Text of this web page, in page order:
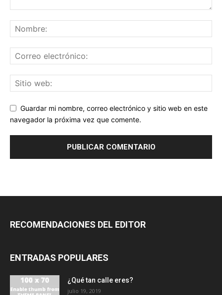
Guardar mi nombre, correo electrónico y sitio web en este
navegador la próxima vez que comente.
RECOMENDACIONES DEL EDITOR
ENTRADAS POPULARES
¿Qué tan calle eres?
julio 19, 2019